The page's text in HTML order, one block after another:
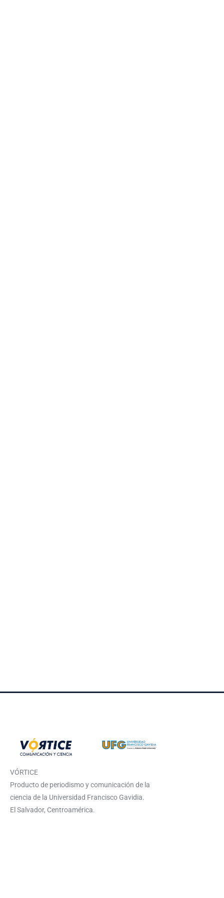
VÓRTICE
Producto de periodismo y comunicación de la
ciencia de la Universidad Francisco Gavidia.
El Salvador, Centroamérica.